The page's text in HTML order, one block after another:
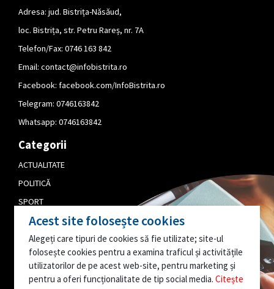
Adresa: jud. Bistrița-Năsăud,
loc. Bistrița, str. Petru Rareș, nr. 7A
Telefon/Fax: 0746 163 842
Email: contact@infobistrita.ro
Facebook: facebook.com/InfoBistrita.ro
Telegram: 0746163842
Whatsapp: 0746163842
Categorii
ACTUALITATE
POLITICĂ
SPORT
CULTURĂ
PUBLICITATE
EDITORIAL
AI O INFORMAȚIE
Acest site folosește cookies
Alegeți care tipuri de cookies să fie utilizate; site-ul
folosește cookies pentru a examina traficul și activitățile
utilizatorilor de pe acest web-site, pentru marketing și
pentru a oferi funcționalitate de tip social media. Citește